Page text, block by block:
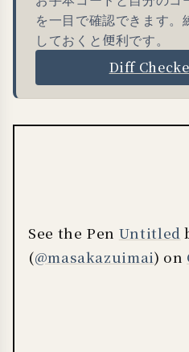
を一目で確認できます。
しておくと便利です。
Diff
See the Pen Untitled
(@masakazuimai) on